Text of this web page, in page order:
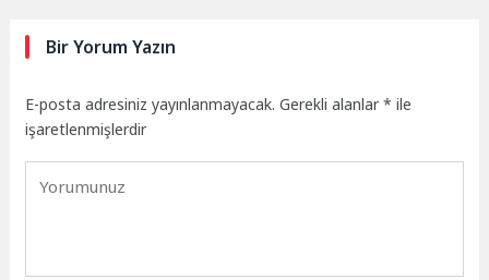
Bir Yorum Yazın
E-posta adresiniz yayınlanmayacak. Gerekli alanlar* ile
işaretlenmişlerdir